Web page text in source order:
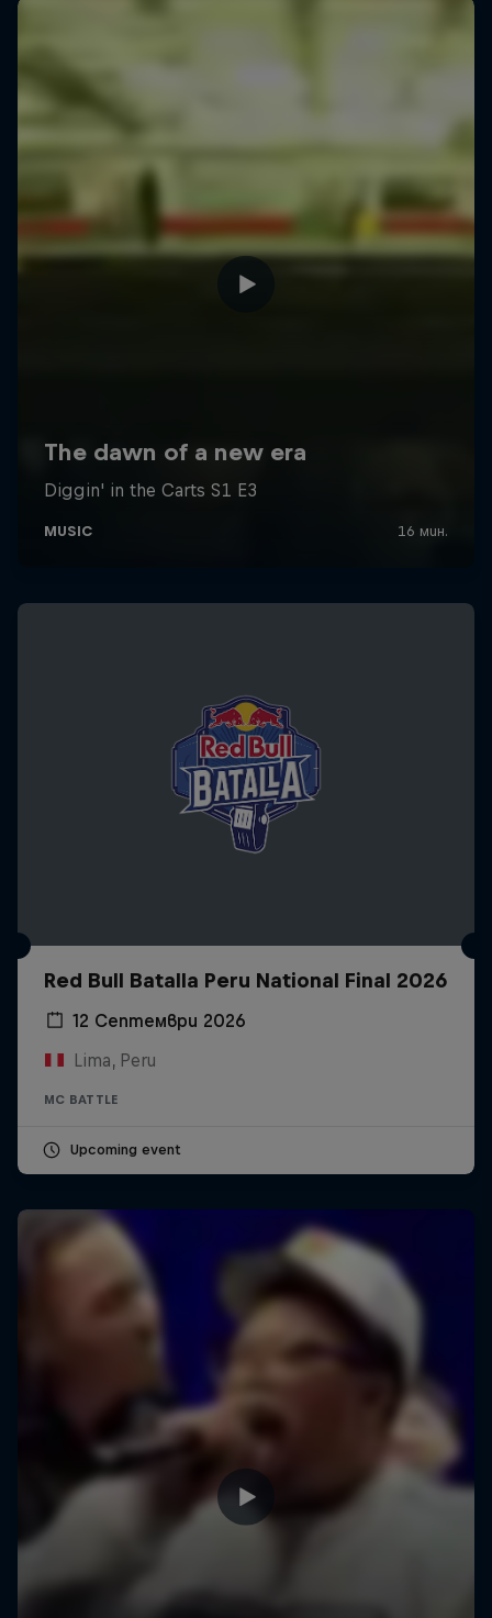
Red Bull Batalla Peru National Final 2026
12 Септември 2026
Lima, Peru
MC BATTLE
Upcoming event